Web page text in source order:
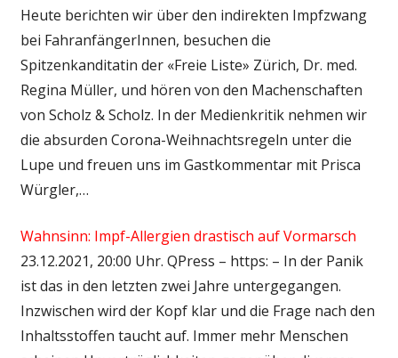
Heute berichten wir über den indirekten Impfzwang
bei FahranfängerInnen, besuchen die
Spitzenkanditatin der «Freie Liste» Zürich, Dr. med.
Regina Müller, und hören von den Machenschaften
von Scholz & Scholz. In der Medienkritik nehmen wir
die absurden Corona-Weihnachtsregeln unter die
Lupe und freuen uns im Gastkommentar mit Prisca
Würgler,…
Wahnsinn: Impf-Allergien drastisch auf Vormarsch
23.12.2021, 20:00 Uhr. QPress – https: – In der Panik
ist das in den letzten zwei Jahre untergegangen.
Inzwischen wird der Kopf klar und die Frage nach den
Inhaltsstoffen taucht auf. Immer mehr Menschen